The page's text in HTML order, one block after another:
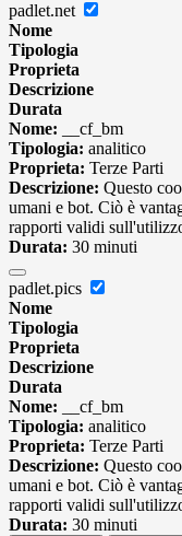
padlet.net
Nome
Tipologia
Proprieta
Descrizione
Durata
Nome: __cf_bm
Tipologia: analitico
Proprieta: Terze Parti
Descrizione: Questo
umani e bot. Ciò è
rapporti validi
Durata: 30 minuti
padlet.pics
Nome
Tipologia
Proprieta
Descrizione
Durata
Nome: __cf_bm
Tipologia: analitico
Proprieta: Terze Parti
Descrizione: Questo
umani e bot. Ciò è
rapporti validi
Durata: 30 minuti